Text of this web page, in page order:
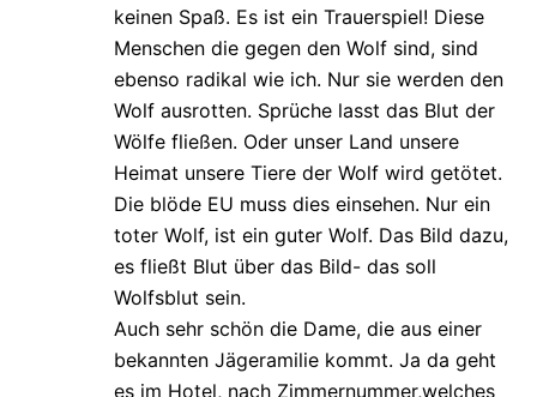
keinen Spaß. Es ist ein Trauerspiel! Diese
Menschen die gegen den Wolf sind, sind
ebenso radikal wie ich. Nur sie werden den
Wolf ausrotten. Sprüche lasst das Blut der
Wölfe fließen. Oder unser Land unsere
Heimat unsere Tiere der Wolf wird getötet.
Die blöde EU muss dies einsehen. Nur ein
toter Wolf, ist ein guter Wolf. Das Bild dazu,
es fließt Blut über das Bild- das soll
Wolfsblut sein.
Auch sehr schön die Dame, die aus einer
bekannten Jägeramilie kommt. Ja da geht
es im Hotel, nach Zimmernummer,welches